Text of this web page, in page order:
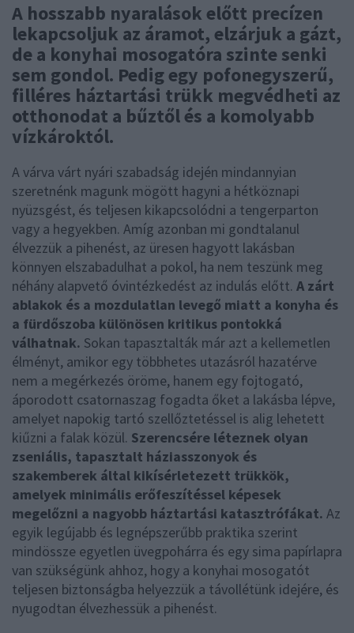
A hosszabb nyaralások előtt precízen
lekapcsoljuk az áramot, elzárjuk a gázt,
de a konyhai mosogatóra szinte senki
sem gondol. Pedig egy pofonegyszerű,
filléres háztartási trükk megvédheti az
otthonodat a bűztől és a komolyabb
vízkároktól.
A várva várt nyári szabadság idején mindannyian
szeretnénk magunk mögött hagyni a hétköznapi
nyüzsgést, és teljesen kikapcsolódni a tengerparton
vagy a hegyekben. Amíg azonban mi gondtalanul
élvezzük a pihenést, az üresen hagyott lakásban
könnyen elszabadulhat a pokol, ha nem teszünk meg
néhány alapvető óvintézkedést az indulás előtt. A zárt
ablakok és a mozdulatlan levegő miatt a konyha és
a fürdőszoba különösen kritikus pontokká
válhatnak. Sokan tapasztalták már azt a kellemetlen
élményt, amikor egy többhetes utazásról hazatérve
nem a megérkezés öröme, hanem egy fojtogató,
áporodott csatornaszag fogadta őket a lakásba lépve,
amelyet napokig tartó szellőztetéssel is alig lehetett
kiűzni a falak közül. Szerencsére léteznek olyan
zseniális, tapasztalt háziasszonyok és
szakemberek által kikísérletezett trükkök,
amelyek minimális erőfeszítéssel képesek
megelőzni a nagyobb háztartási katasztrófákat. Az
egyik legújabb és legnépszerűbb praktika szerint
mindössze egyetlen üvegpohárra és egy sima papírlapra
van szükségünk ahhoz, hogy a konyhai mosogatót
teljesen biztonságba helyezzük a távollétünk idejére, és
nyugodtan élvezhessük a pihenést.